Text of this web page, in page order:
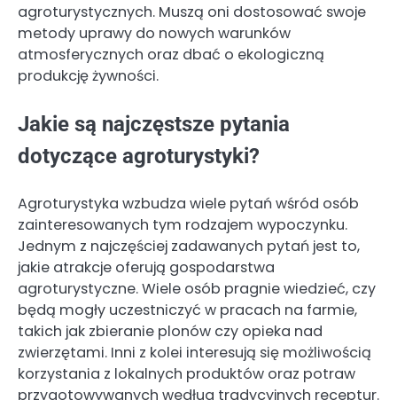
agroturystycznych. Muszą oni dostosować swoje
metody uprawy do nowych warunków
atmosferycznych oraz dbać o ekologiczną
produkcję żywności.
Jakie są najczęstsze pytania
dotyczące agroturystyki?
Agroturystyka wzbudza wiele pytań wśród osób
zainteresowanych tym rodzajem wypoczynku.
Jednym z najczęściej zadawanych pytań jest to,
jakie atrakcje oferują gospodarstwa
agroturystyczne. Wiele osób pragnie wiedzieć, czy
będą mogły uczestniczyć w pracach na farmie,
takich jak zbieranie plonów czy opieka nad
zwierzętami. Inni z kolei interesują się możliwością
korzystania z lokalnych produktów oraz potraw
przygotowywanych według tradycyjnych receptur.